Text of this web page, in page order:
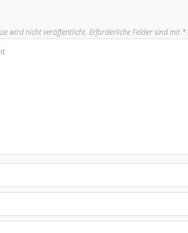
wird nicht veröffentlicht. Erforderliche Felder sind mit *